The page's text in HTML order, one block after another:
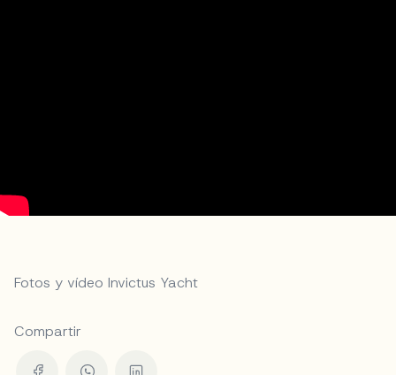
Fotos y vídeo Invictus Yacht
Compartir